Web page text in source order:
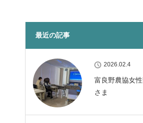
最近の記事
2026.02.4
富良野農協女
さま